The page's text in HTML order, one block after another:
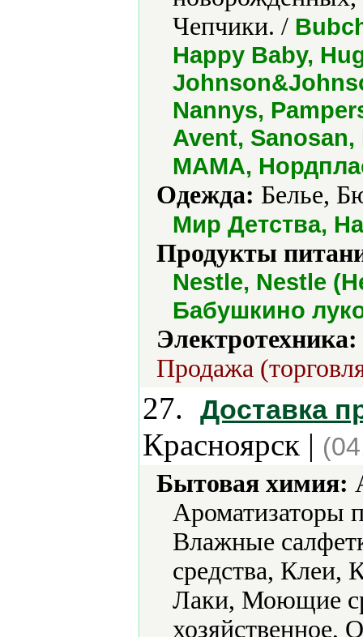
Чепчики. /
Happy Baby,
Nannys,
Avent,
МАМА,
Одежда: Белье,
Мир Детства,
Продукты
Nestle, Nestle
Бабушкино
Электротехника:
Продажа
27. Доставка
Красноярск |
Бытовая химия:
Ароматизаторы
Влажные
средства, Клеи,
Лаки, Моющие
хозяйственное,